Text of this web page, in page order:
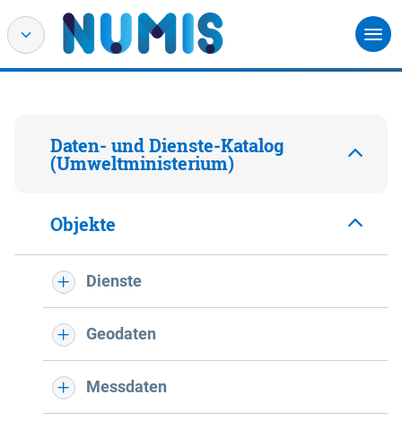
Daten- und Dienste-Katalog
(Umweltministerium)
Objekte
Dienste
Geodaten
Messdaten